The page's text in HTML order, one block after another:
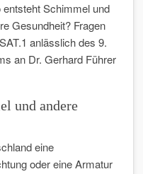
Schimmel und
Gesundheit? Fragen
anlässlich des 9.
an Dr. Gerhard Führer
und andere
eine
oder eine Armatur